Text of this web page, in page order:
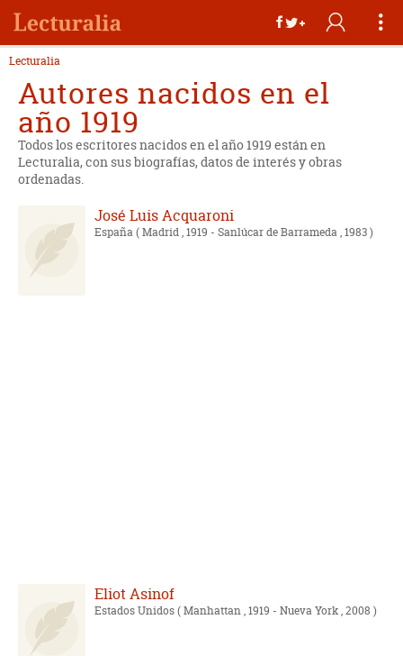
Lecturalia
Autores nacidos en el
año 1919
Todos los escritores nacidos en el año 1919 están en
Lecturalia, con sus biografías, datos de interés y obras
ordenadas.
José Luis Acquaroni
España( Madrid , 1919 - Sanlúcar de Barrameda , 1983 )
Eliot Asinof
Estados Unidos( Manhattan , 1919 - Nueva York , 2008 )